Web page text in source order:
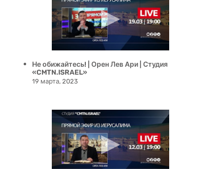
Не обижайтесь! | Орен Лев Ари | Студия
«CMTN.ISRAEL»
19 марта, 2023